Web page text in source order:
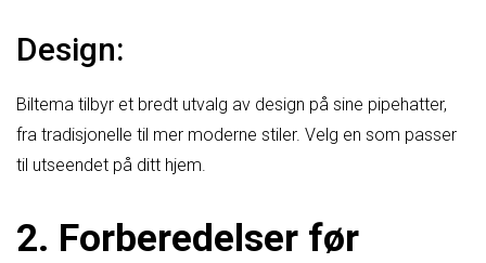
Design:
Biltema tilbyr et bredt utvalg av design på sine pipehatter,
fra tradisjonelle til mer moderne stiler. Velg en som passer
til utseendet på ditt hjem.
2. Forberedelser før